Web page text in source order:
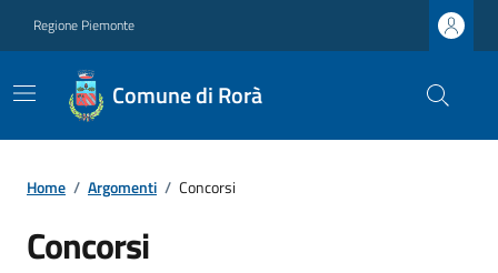
Regione Piemonte
Comune di Rorà
Home / Argomenti / Concorsi
Concorsi